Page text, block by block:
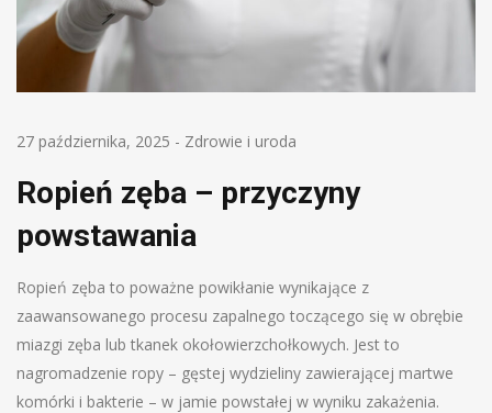
27 października, 2025 - Zdrowie i uroda
Ropień zęba – przyczyny
powstawania
Ropień zęba to poważne powikłanie wynikające z
zaawansowanego procesu zapalnego toczącego się w obrębie
miazgi zęba lub tkanek okołowierzchołkowych. Jest to
nagromadzenie ropy – gęstej wydzieliny zawierającej martwe
komórki i bakterie – w jamie powstałej w wyniku zakażenia.